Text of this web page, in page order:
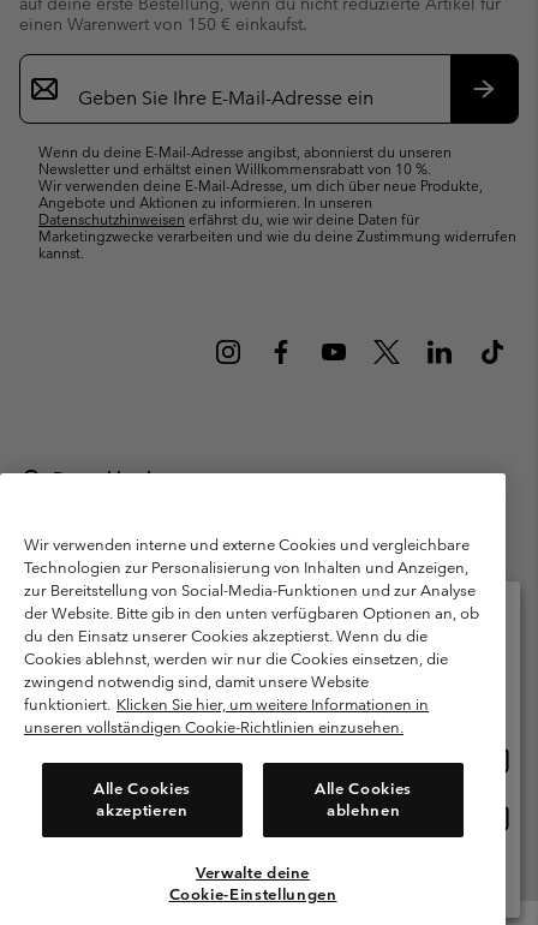
einen Warenwert von 150 € einkaufst.
Newsletter-
Anmeldung
Wenn du deine E-Mail-Adresse angibst, abonnierst du unseren
Newsletter und erhältst einen Willkommensrabatt von 10 %.
Wir verwenden deine E-Mail-Adresse, um dich über neue Produkte,
Angebote und Aktionen zu informieren. In unseren
Datenschutzhinweisen erfährst du, wie wir deine Daten für
Marketingzwecke verarbeiten und wie du deine Zustimmung widerrufen
kannst.
Deutschland
München Deutschland. Alle Rechte vorbehalten.
Nutzungsbedingungen
Allgemeine Verkaufsbedingungen
Garantie
Datenschutzerklärung
Bestimmungen und Bedingungen des Mitglieder Programms
Nutzungsbedingungen Für Nutzergenerierte Inhalte
Cookies
Public CBCR
Kundenservice: Mo- Fr. 9:00 - 13:00 & 14:00- 18:00 Uhr
(+)498912081004
Wir verwenden interne und externe Cookies und vergleichbare
Technologien zur Personalisierung von Inhalten und Anzeigen,
zur Bereitstellung von Social-Media-Funktionen und zur Analyse
der Website. Bitte gib in den unten verfügbaren Optionen an, ob
du den Einsatz unserer Cookies akzeptierst. Wenn du die
Cookies ablehnst, werden wir nur die Cookies einsetzen, die
zwingend notwendig sind, damit unsere Website
funktioniert. Klicken Sie hier, um weitere Informationen in
unseren vollständigen Cookie-Richtlinien einzusehen.
Alle Cookies
akzeptieren
Alle Cookies
ablehnen
Verwalte deine
Cookie-Einstellungen
Bitte wählen Sie Ihr Lieferland und Ihre Sprache
Online-Einkauf verfügbar
Deutschland
Alle Länder Anzeigen